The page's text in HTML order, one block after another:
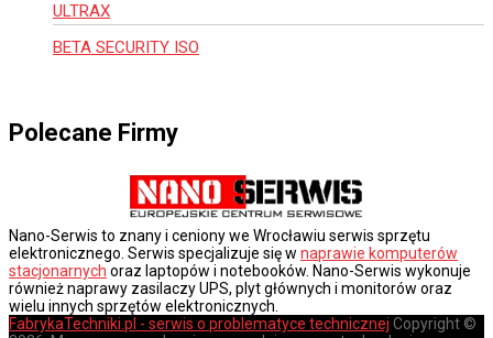
ULTRAX
BETA SECURITY ISO
Polecane Firmy
Nano-Serwis to znany i ceniony we Wrocławiu serwis sprzętu
elektronicznego. Serwis specjalizuje się w naprawie komputerów
stacjonarnych oraz laptopów i notebooków. Nano-Serwis wykonuje
również naprawy zasilaczy UPS, plyt głównych i monitorów oraz
wielu innych sprzętów elektronicznych.
FabrykaTechniki.pl - serwis o problematyce technicznej Copyright ©